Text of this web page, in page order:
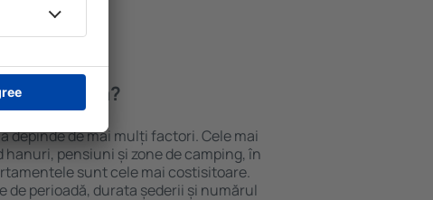
în Sa Pobla?
depinde de mai mulți factori. Cele mai
pensiuni și zone de camping, în
sunt cele mai costisitoare.
de perioadă, durata șederii și numărul